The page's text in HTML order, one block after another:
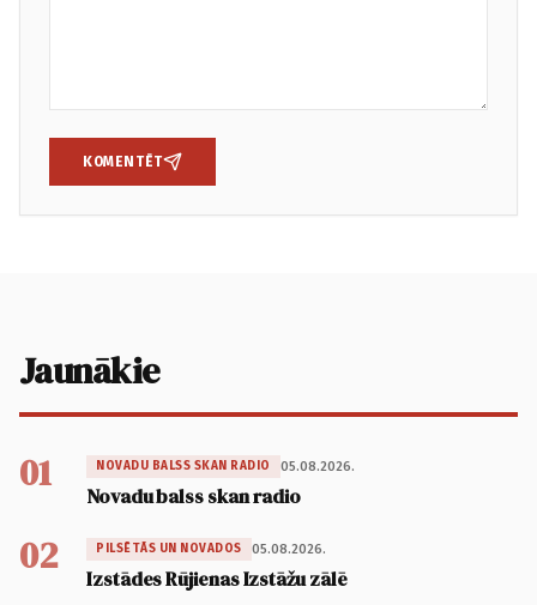
KOMENTĒT
Jaunākie
01 NOVADU BALSS SKAN RADIO 05.08.2026.
Novadu balss skan radio
02 PILSĒTĀS UN NOVADOS 05.08.2026.
Izstādes Rūjienas Izstāžu zālē